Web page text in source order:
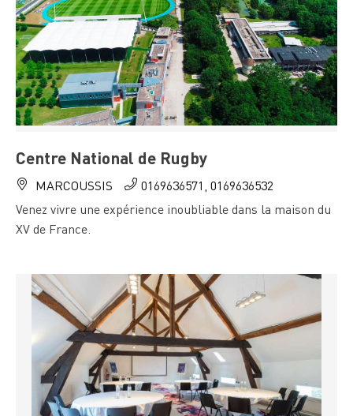
Centre National de Rugby
MARCOUSSIS
0169636571, 0169636532
Venez vivre une expérience inoubliable dans la maison du
XV de France.